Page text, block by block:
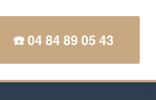
☎️ 04 84 89 05 43